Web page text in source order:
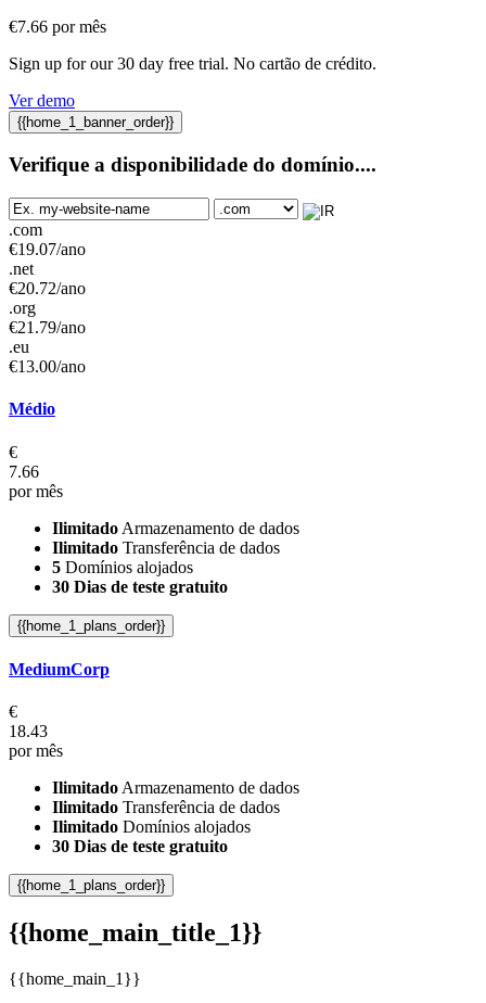
€7.66 por mês
Sign up for our30 day free trial. No cartão de crédito.
Ver demo
{{home_1_banner_order}}
Verifique a disponibilidade do domínio....
.com
€19.07/ano
.net
€20.72/ano
.org
€21.79/ano
.eu
€13.00/ano
Médio
€
7.66
por mês
Ilimitado Armazenamento de dados
Ilimitado Transferência de dados
5 Domínios alojados
30 Dias de teste gratuito
{{home_1_plans_order}}
MediumCorp
€
18.43
por mês
Ilimitado Armazenamento de dados
Ilimitado Transferência de dados
Ilimitado Domínios alojados
30 Dias de teste gratuito
{{home_1_plans_order}}
{{home_main_title_1}}
{{home_main_1}}